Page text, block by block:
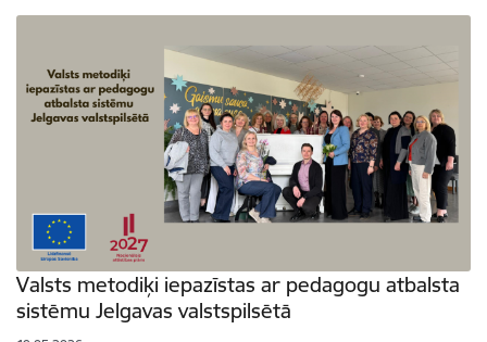
Valsts metodiķi iepazīstas ar pedagogu atbalsta
sistēmu Jelgavas valstspilsētā